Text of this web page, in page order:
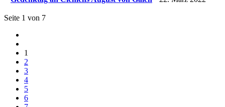
Seite 1 von 7
1
2
3
4
5
6